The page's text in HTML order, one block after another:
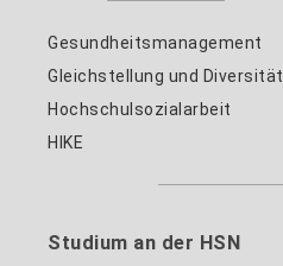
Gesundheitsmanagement
Gleichstellung und Diversität
Hochschulsozialarbeit
HIKE
Studium an der HSN